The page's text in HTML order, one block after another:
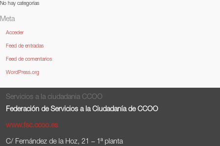
No hay categorías
Meta
Acceder
Feed de entradas
Feed de comentarios
WordPress.org
Servicios a la ciudadania CCOO
Federación de Servicios a la Ciudadanía de CCOO
www.fsc.ccoo.es
C/ Fernández de la Hoz, 21 – 1ª planta